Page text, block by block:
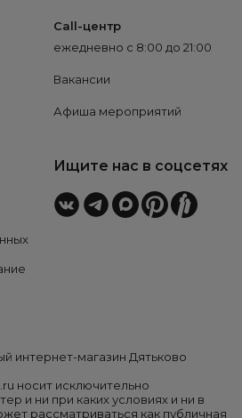
Call-центр
ежедневно с 8:00 до 21:00
Вакансии
Афиша мероприятий
Ищите нас в соцсетях
интернет-магазин Дятьково
носит исключительно
и ни при каких условиях и ни в
рассматриваться как публичная